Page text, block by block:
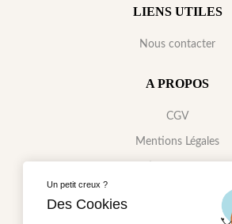
LIENS UTILES
Nous contacter
A PROPOS
CGV
Mentions Légales
Données Personnelles
Un petit creux ?
Des Cookies